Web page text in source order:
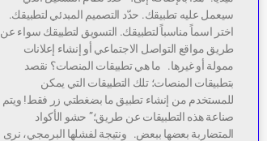
سيعمل عليه تطبيقك. حدّد التصميم المبدئي لتطبيقك.
اختر اسماً مناسباً لتطبيقك. التسويق لتطبيقك سواء عن
طريق مواقع التواصل الاجتماعي أو إنشاء إعلانات
ممولة أو غيرها. ما هي تطبيقات المنصات؟ نقصد
بتطبيقات المنصات؛ تلك التطبيقات التي يمكن
للمستخدم من إنشاء تطبيق ما بضغطتي زر فقط! ويتم
صناعة هذه التطبيقات عن طريق؛” حشو الأكواد
المتضاربة بعضها ببعض. ونتيجة لفشلها البرمجي، نرى